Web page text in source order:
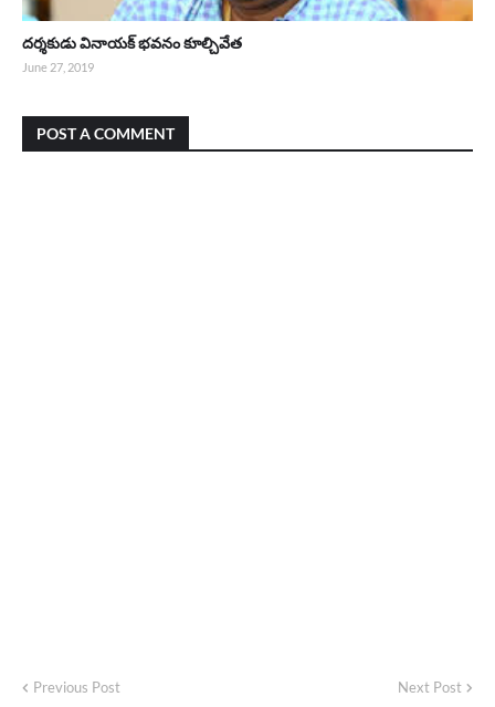
దర్శకుడు వినాయక్ భవనం కూల్చివేత
June 27, 2019
POST A COMMENT
Previous Post Next Post